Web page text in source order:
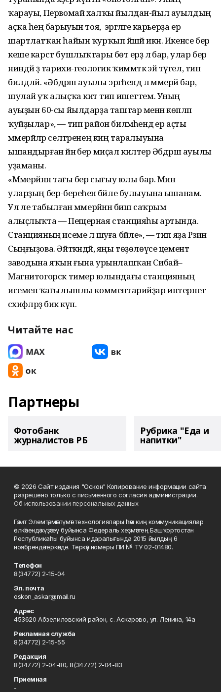
ҡарауы, Первомай халҡы йылдан-йыл ауылдың
аҫҡа һеңә барыуын тоя, ә эргәләге карьерҙа ер
шартлатҡан һайын ҡурҡып йәшәй икән. Икенсе бер
кеше карст бушлыҡтары бөтә ерҙә лә бар, улар бер
ниндәй ҙә тарихи-геологик ҡиммәткә эйә түгел, тип
билдәләй. «Әбдрәш ауылы эргәһендә лә мәмерйә бар,
шулай уҡ алыҫҡа китә тип ишеттем. Уның
ауыҙын 60-сы йылдарҙа таштар менән көпләп
ҡуйҙылар», — тип район биләмәһендә ер аҫты
мәмерйәләр селтәренең киң таралыуына
ышандырған йәнә бер миҫал килтерә Әбдрәш ауылы
уҙаманы.
«Мәмерйәнән тағы бер сығыу юлы бар. Мин
уларҙың бер-береһенә бәйле булыуына ышанам.
Ул әле табылған мәмерйәнән биш саҡрым
алыҫлыҡта — Пещерная станцияһы артында.
Станцияның исеме лә шуға бәйле», — тип яҙа Рәзинә
Сыңғыҙова. Әйткәндәй, яңы төҙөлөүсе цемент
заводына яҡын ғына урынлашҡан Сибай–
Магнитогорск тимер юлындағы станцияның
исеменә ҡағылышлы комментарийҙар интернет
сәхифәләрҙә бик күп.
Читайте нас
Партнеры
Фотобанк
журналистов РБ
Рубрика "Еда и
напитки"
© 2026 Сайт издания "Оскон" Копирование информации сайта
разрешено только с письменного согласия администрации.
Об использовании персональных данных
Гәзит Элемтә, мәғлүмәт технологиялары һәм киң коммуникациялар
өлкәһендә күҙәтеү буйынса Федераль хеҙмәттең Башҡортостан
Республикаһы буйынса идаралығында 2015 йылдың 6
ноябрендә теркәлде. Теркәү номеры ПИ № ТУ 02-01480.
Телефон
8(34772) 2-15-04
Эл. почта
oskon_askar@mail.ru
Адрес
453620 Абзелиловский район, с. Аскарово, ул. Ленина, 14а
Рекламная служба
8(34772) 2-15-55
Редакция
8(34772) 2-04-80, 8(34772) 2-04-83
Приемная
-